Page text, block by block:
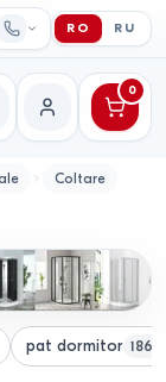
RO RU
Contul meu
0
Coltare
pat dormitor 186